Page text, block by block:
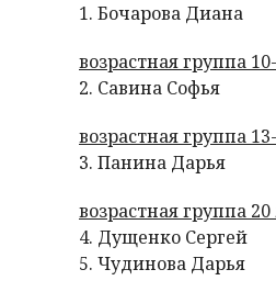
1. Бочарова Диана
возрастная группа
2. Савина Софья
возрастная группа
3. Панина Дарья
возрастная группа
4. Дущенко Сергей
5. Чудинова Дарья